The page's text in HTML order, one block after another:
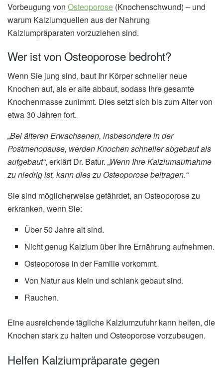
Vorbeugung von Osteoporose (Knochenschwund) – und
warum Kalziumquellen aus der Nahrung
Kalziumpräparaten vorzuziehen sind.
Wer ist von Osteoporose bedroht?
Wenn Sie jung sind, baut Ihr Körper schneller neue
Knochen auf, als er alte abbaut, sodass Ihre gesamte
Knochenmasse zunimmt. Dies setzt sich bis zum Alter von
etwa 30 Jahren fort.
„Bei älteren Erwachsenen, insbesondere in der
Postmenopause, werden Knochen schneller abgebaut als
aufgebaut“, erklärt Dr. Batur. „Wenn Ihre Kalziumaufnahme
zu niedrig ist, kann dies zu Osteoporose beitragen.“
Sie sind möglicherweise gefährdet, an Osteoporose zu
erkranken, wenn Sie:
Über 50 Jahre alt sind.
Nicht genug Kalzium über Ihre Ernährung aufnehmen.
Osteoporose in der Familie vorkommt.
Von Natur aus klein und schlank gebaut sind.
Rauchen.
Eine ausreichende tägliche Kalziumzufuhr kann helfen, die
Knochen stark zu halten und Osteoporose vorzubeugen.
Helfen Kalziumpräparate gegen